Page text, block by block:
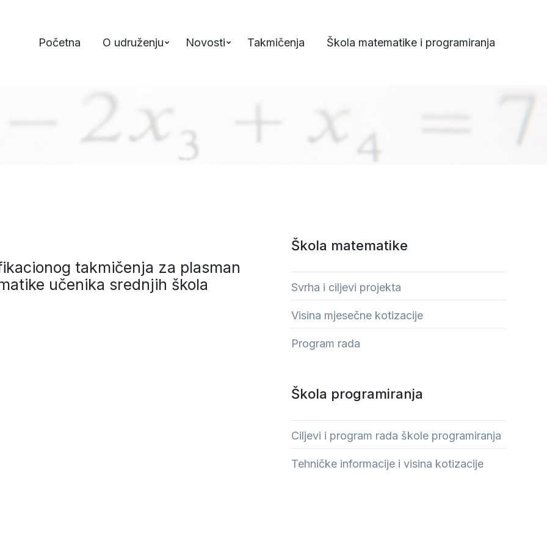
Početna O udruženju Novosti Takmičenja Škola matematike i programiranja
takmičenja za plasman
učenika srednjih škola
Škola matematike
Svrha i ciljevi projekta
Visina mjesečne kotizacije
Program rada
Škola programiranja
Ciljevi i program rada škole programiranja
Tehničke informacije i visina kotizacije